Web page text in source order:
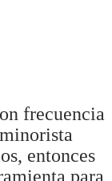
frecuencia
entonces
para